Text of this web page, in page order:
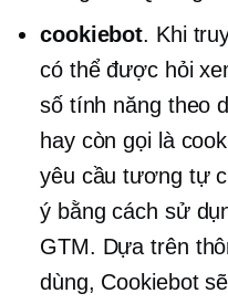
cookiebot. Khi
có thể được hỏi
số tính năng theo
hay còn gọi là
yêu cầu tương tự
ý bằng cách sử
GTM. Dựa trên
dùng, Cookiebot